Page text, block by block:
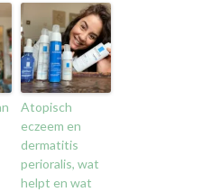
Atopisch
eczeem en
dermatitis
perioralis, wat
helpt en wat